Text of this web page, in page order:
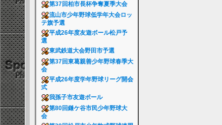
第37回柏市長杯争奪夏季大会
流山市少年野球低学年大会ロッ
テ旗予選
平成26年度友遊ボール松戸予
選
東武鉄道大会野田市予選
第37回東葛親善少年野球春季大
会
平成26年度学年野球リーグ開会
式
我孫子市友遊ボール
第80回鎌ケ谷市民少年野球大
会